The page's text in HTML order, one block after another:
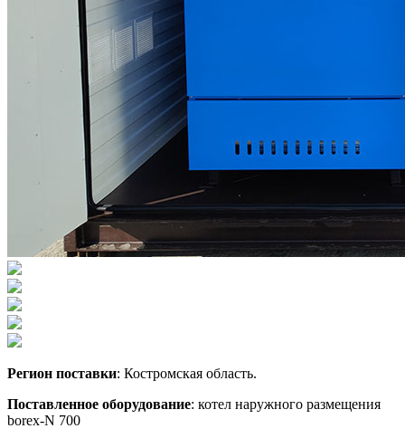
Регион поставки: Костромская область.
Поставленное оборудование: котел наружного размещения
borex-N 700